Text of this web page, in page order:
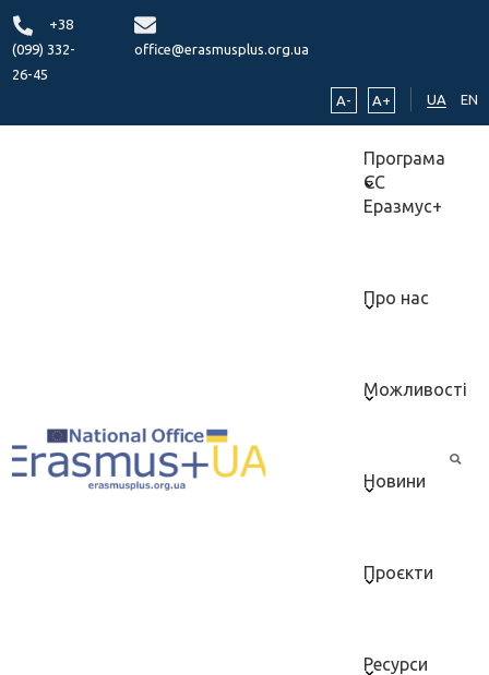
+38
(099) 332-
26-45
office@erasmusplus.org.ua
A- A+ UA EN
Програма
ЄС
Еразмус+
Про нас
Можливості
Новини
Проєкти
Ресурси